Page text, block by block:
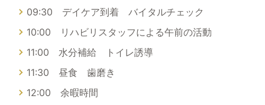
09:30 デイケア到着 バイタルチェック
10:00 リハビリスタッフによる午前の活動
11:00 水分補給 トイレ誘導
11:30 昼食 歯磨き
12:00 余暇時間